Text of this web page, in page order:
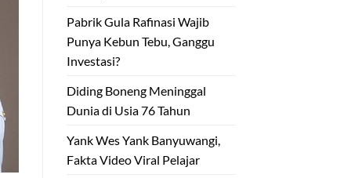
Pabrik Gula Rafinasi Wajib
Punya Kebun Tebu, Ganggu
Investasi?
Diding Boneng Meninggal
Dunia di Usia 76 Tahun
Yank Wes Yank Banyuwangi,
Fakta Video Viral Pelajar